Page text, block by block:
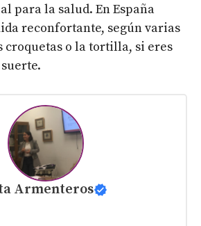
para la salud. En España
reconfortante, según varias
croquetas o la tortilla, si eres
Armenteros